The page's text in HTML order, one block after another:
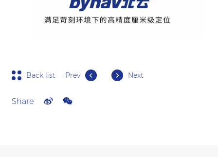
Back list Prev Next
Share